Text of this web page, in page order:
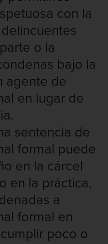
con la
delincuentes
o la
bajo la
agente de
en lugar de
sentencia de
formal puede
en la cárcel
en la práctica,
a
formal en
poco o